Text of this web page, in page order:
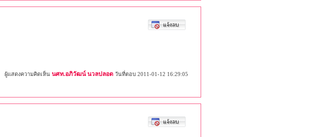
ผู้แสดงความคิดเห็น นศท.อภิวัฒน์ นวลปลอด วันที่ตอบ 2011-01-12 16:29:05